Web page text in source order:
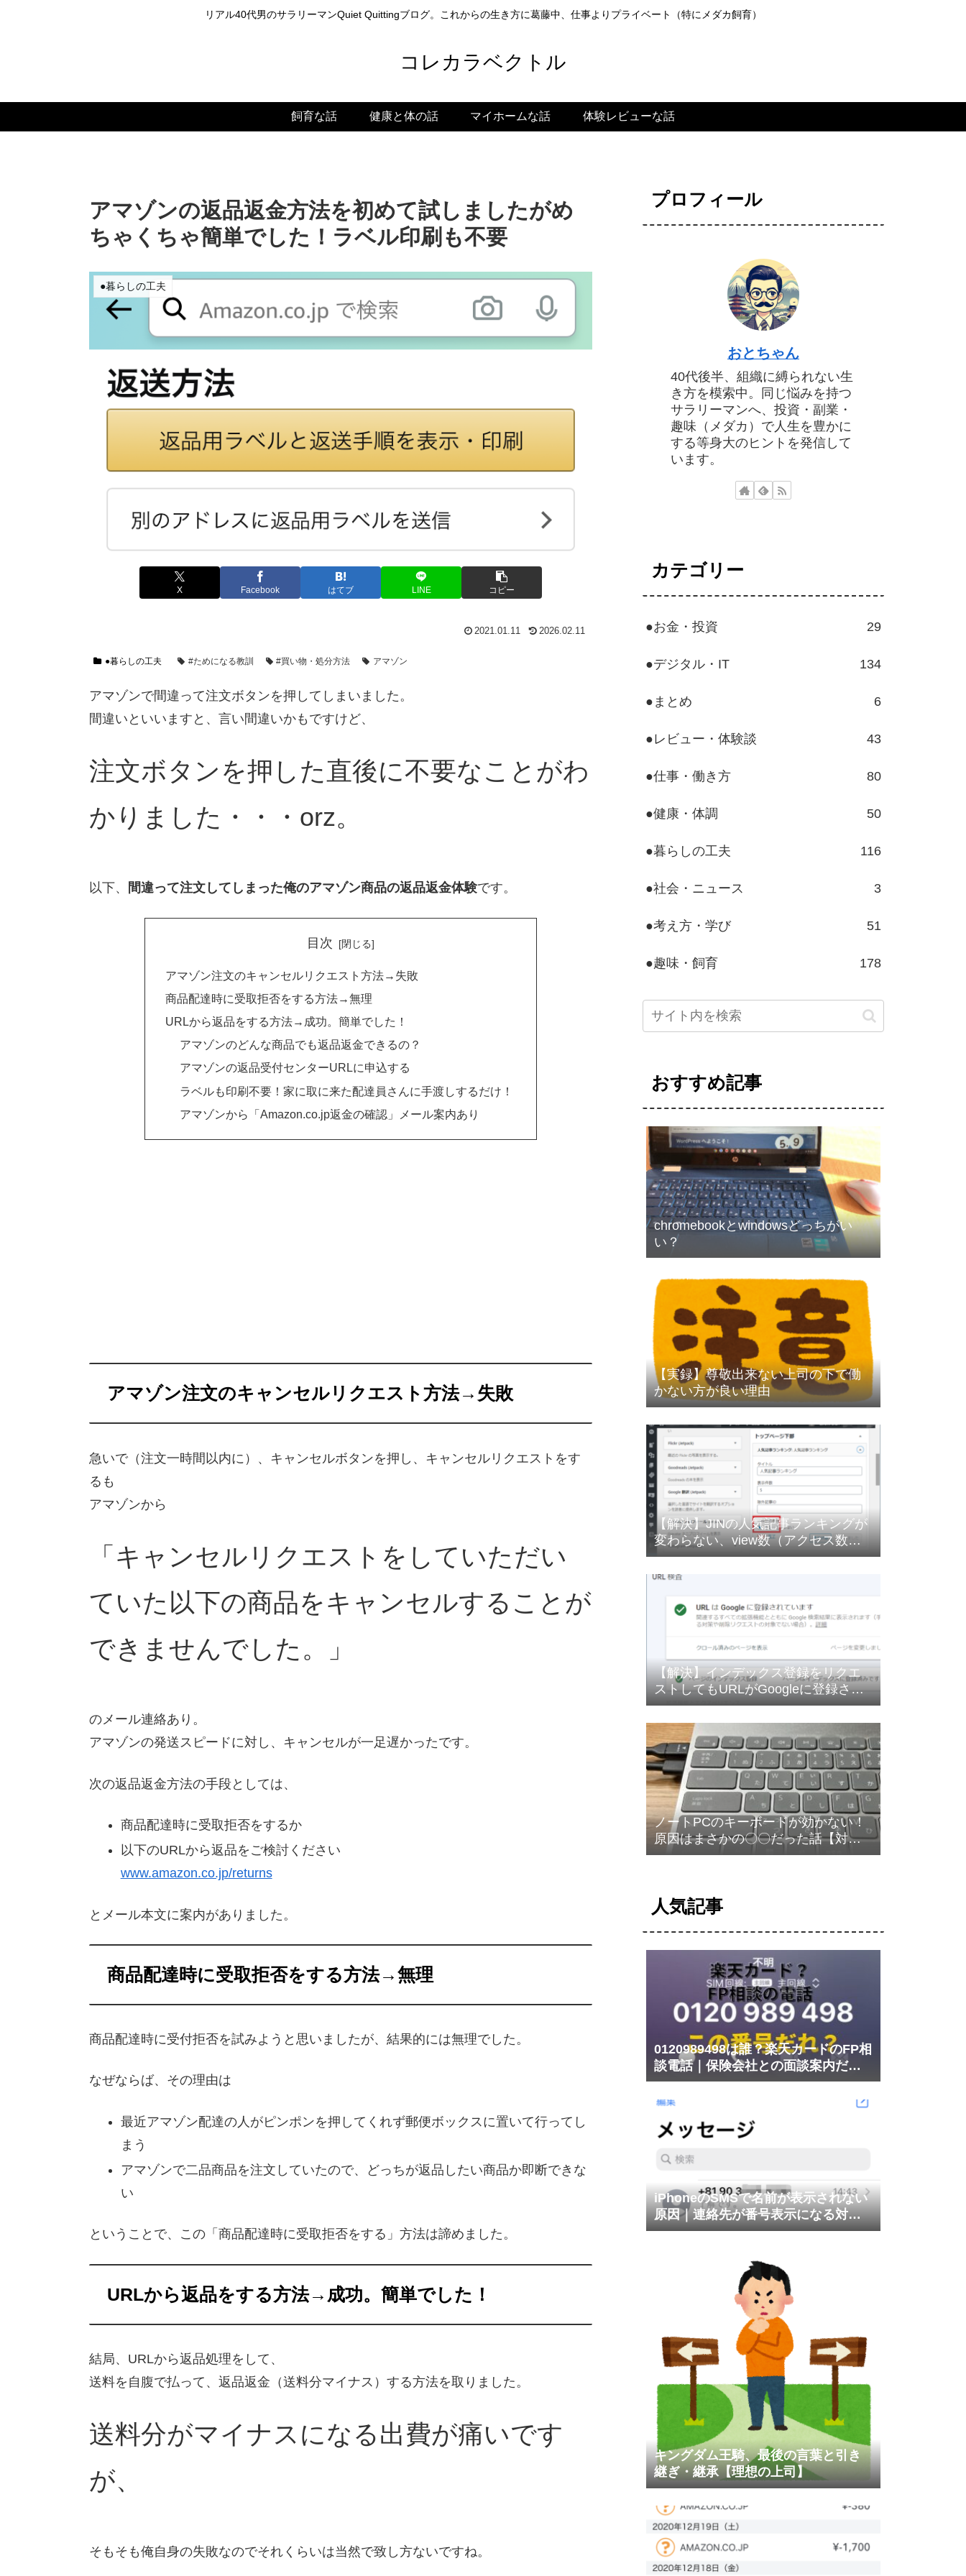
リアル40代男のサラリーマンQuiet Quittingブログ。これからの生き方に葛藤中、仕事よりプライベート（特にメダカ飼育）
コレカラベクトル
飼育な話 健康と体の話 マイホームな話 体験レビューな話
アマゾンの返品返金方法を初めて試しましたがめ
ちゃくちゃ簡単でした！ラベル印刷も不要
●暮らしの工夫
X Facebook はてブ LINE コピー
2021.01.11 2026.02.11
●暮らしの工夫 #ためになる教訓 #買い物・処分方法 アマゾン
アマゾンで間違って注文ボタンを押してしまいました。
間違いといいますと、言い間違いかもですけど、
注文ボタンを押した直後に不要なことがわ
かりました・・・orz。
以下、 間違って注文してしまった俺のアマゾン商品の返品返金体験です。
目次
アマゾン注文のキャンセルリクエスト方法→失敗
商品配達時に受取拒否をする方法→無理
URLから返品をする方法→成功。簡単でした！
アマゾンのどんな商品でも返品返金できるの？
アマゾンの返品受付センターURLに申込する
ラベルも印刷不要！家に取に来た配達員さんに手渡しするだけ！
アマゾンから「Amazon.co.jp返金の確認」メール案内あり
アマゾン注文のキャンセルリクエスト方法→失敗
急いで（注文一時間以内に）、キャンセルボタンを押し、キャンセルリクエストをす
るも
アマゾンから
「キャンセルリクエストをしていただい
ていた以下の商品をキャンセルすることが
できませんでした。」
のメール連絡あり。
アマゾンの発送スピードに対し、キャンセルが一足遅かったです。
次の返品返金方法の手段としては、
商品配達時に受取拒否をするか
以下のURLから返品をご検討ください
www.amazon.co.jp/returns
とメール本文に案内がありました。
商品配達時に受取拒否をする方法→無理
商品配達時に受付拒否を試みようと思いましたが、結果的には無理でした。
なぜならば、その理由は
最近アマゾン配達の人がピンポンを押してくれず郵便ボックスに置いて行ってし
まう
アマゾンで二品商品を注文していたので、どっちが返品したい商品か即断できな
い
ということで、この「商品配達時に受取拒否をする」方法は諦めました。
URLから返品をする方法→成功。簡単でした！
結局、URLから返品処理をして、
送料を自腹で払って、返品返金（送料分マイナス）する方法を取りました。
送料分がマイナスになる出費が痛いです
が、
そもそも俺自身の失敗なのでそれくらいは当然で致し方ないですね。
プロフィール
おとちゃん
40代後半、組織に縛られない生
き方を模索中。同じ悩みを持つ
サラリーマンへ、投資・副業・
趣味（メダカ）で人生を豊かに
する等身大のヒントを発信して
います。
カテゴリー
●お金・投資 29
●デジタル・IT 134
●まとめ 6
●レビュー・体験談 43
●仕事・働き方 80
●健康・体調 50
●暮らしの工夫 116
●社会・ニュース 3
●考え方・学び 51
●趣味・飼育 178
おすすめ記事
chromebookとwindowsどっちがい
い？
【実録】尊敬出来ない上司の下で働
かない方が良い理由
【解決】JINの人気記事ランキングが
変わらない、view数（アクセス数）
がカウントアップしない
【解決】インデックス登録をリクエ
ストしてもURLがGoogleに登録され
ない
ノートPCのキーボードが効かない！
原因はまさかの〇〇だった話【対処
法】
人気記事
0120989498は誰？楽天カードのFP相
談電話｜保険会社との面談案内だっ
た
iPhoneのSMSで名前が表示されない
原因｜連絡先が番号表示になる対処
法
キングダム王騎、最後の言葉と引き
継ぎ・継承【理想の上司】